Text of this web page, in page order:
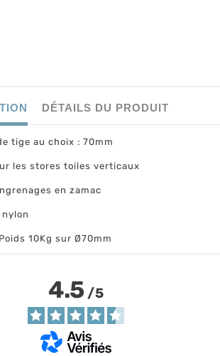
DÉTAILS DU PRODUIT
tige au choix : 70mm
les stores toiles verticaux
en zamac
10Kg sur Ø70mm
4.5/5